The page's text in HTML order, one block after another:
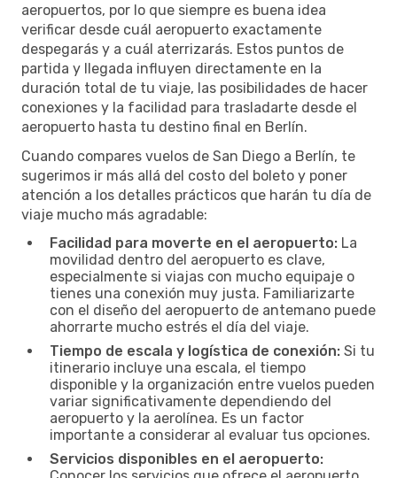
aeropuertos, por lo que siempre es buena idea
verificar desde cuál aeropuerto exactamente
despegarás y a cuál aterrizarás. Estos puntos de
partida y llegada influyen directamente en la
duración total de tu viaje, las posibilidades de hacer
conexiones y la facilidad para trasladarte desde el
aeropuerto hasta tu destino final en Berlín.
Cuando compares vuelos de San Diego a Berlín, te
sugerimos ir más allá del costo del boleto y poner
atención a los detalles prácticos que harán tu día de
viaje mucho más agradable:
Facilidad para moverte en el aeropuerto: La
movilidad dentro del aeropuerto es clave,
especialmente si viajas con mucho equipaje o
tienes una conexión muy justa. Familiarizarte
con el diseño del aeropuerto de antemano puede
ahorrarte mucho estrés el día del viaje.
Tiempo de escala y logística de conexión: Si tu
itinerario incluye una escala, el tiempo
disponible y la organización entre vuelos pueden
variar significativamente dependiendo del
aeropuerto y la aerolínea. Es un factor
importante a considerar al evaluar tus opciones.
Servicios disponibles en el aeropuerto: